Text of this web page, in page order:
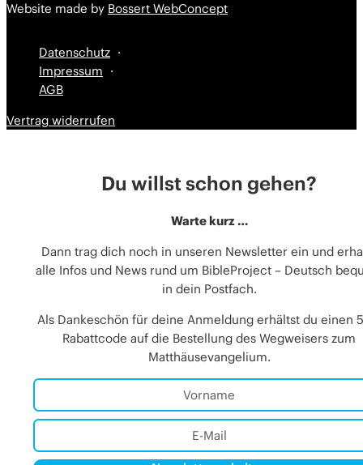
Website made by Bossert WebConcept
Datenschutz
Impressum
AGB
Vertrag widerrufen
Du willst schon gehen?
Warte kurz …
Dann trag dich noch in unseren Newsletter ein und
alle Infos und News rund um BibleProject – Deutsch
in dein Postfach.
Als Dankeschön für deine Anmeldung erhältst du einen
Rabattcode auf die Bestellung des Wegweisers zum
Matthäusevangelium.